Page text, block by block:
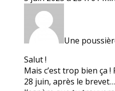
Une
Salut !
Mais c’est trop bien ça
28 juin, après le brevet…